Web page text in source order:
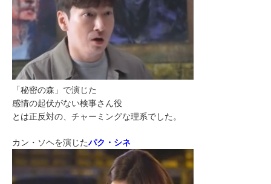
「秘密の森」で演じた
感情の起伏がない検事さん役
とは正反対の、チャーミングな理系でした。
カン・ソヘを演じたパク・シネ